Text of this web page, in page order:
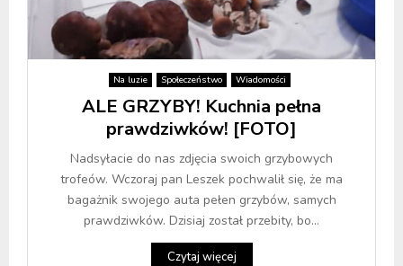
Na luzie Społeczeństwo Wiadomości
ALE GRZYBY! Kuchnia pełna
prawdziwków! [FOTO]
Nadsyłacie do nas zdjęcia swoich grzybowych
trofeów. Wczoraj pan Leszek pochwalił się, że ma
bagażnik swojego auta pełen grzybów, samych
prawdziwków. Dzisiaj został przebity, bo...
Czytaj więcej